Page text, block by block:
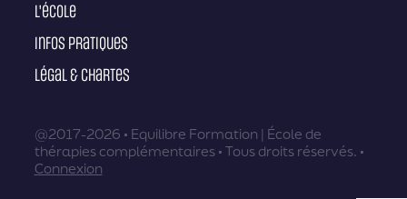
L'école
Infos pratiques
Légal & Chartes
@2017-2026 • Equilibre Formation | École de
thérapies complémentaires • Tous droits réservés. •
Connexion